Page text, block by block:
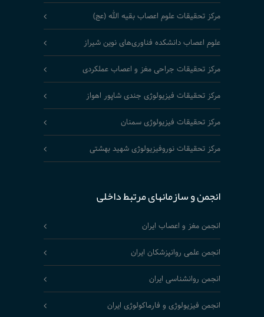
مرکز تحقیقات علوم اعصاب بقیه الله (عج)
علوم اعصاب دانشکده فناوری‌های نوین شیراز
مرکز تحقیقات جراحی مغز و اعصاب عملکردی
مرکز تحقیقات فیزیولوژی جندی شاپور اهواز
مرکز تحقیقات فیزیولوژی سمنان
مرکز تحقیقات نوروفیزیولوژی شهید بهشتی
انجمن و سازمانهای مرتبط داخلی
انجمن مغز و اعصاب ایران
انجمن علمی روانپزشکان ایران
انجمن روانشناسی ایران
انجمن فیزیولوژی و فارماکولوژی ایران